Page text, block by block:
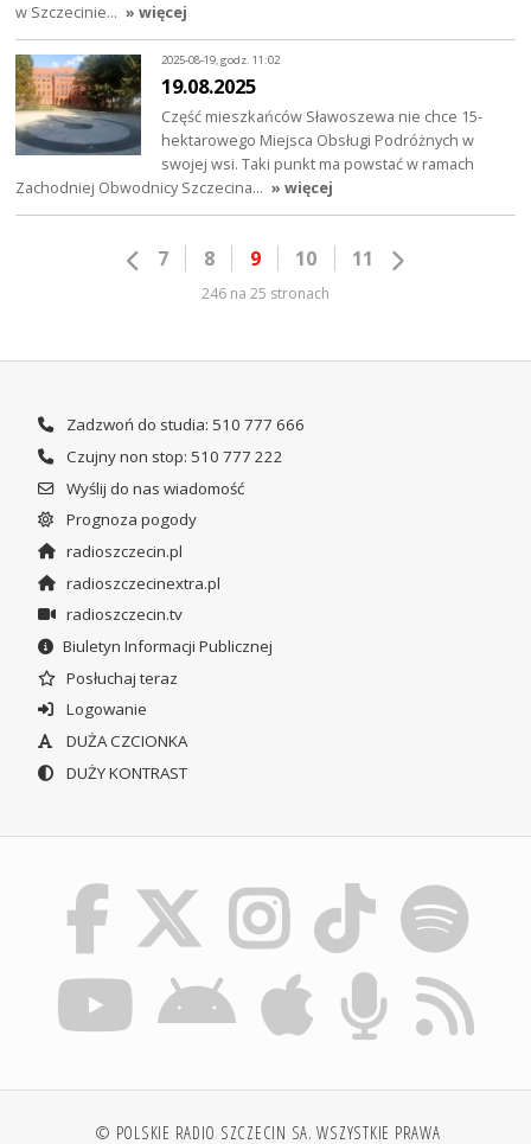
w Szczecinie… » więcej
2025-08-19, godz. 11:02
19.08.2025
Część mieszkańców Sławoszewa nie chce 15-
hektarowego Miejsca Obsługi Podróżnych w
swojej wsi. Taki punkt ma powstać w ramach
Zachodniej Obwodnicy Szczecina… » więcej
7 8 9 10 11
246 na 25 stronach
Zadzwoń do studia: 510 777 666
Czujny non stop: 510 777 222
Wyślij do nas wiadomość
Prognoza pogody
radioszczecin.pl
radioszczecinextra.pl
radioszczecin.tv
Biuletyn Informacji Publicznej
Posłuchaj teraz
Logowanie
DUŻA CZCIONKA
DUŻY KONTRAST
© POLSKIE RADIO SZCZECIN SA. WSZYSTKIE PRAWA